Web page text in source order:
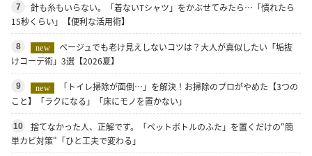
7
針も糸もいらない。「着ないTシャツ」をかぶせてみたら…「慣れたら
15秒くらい」【便利な活用術】
8 new
ベージュでも老け見えしないコツは？大人が真似したい「垢抜
けコーデ術」3選【2026夏】
9 new
「トイレ掃除が面倒…」を解決！お掃除のプロがやめた【3つの
こと】「ラクになる」「床にモノを置かない」
10
捨てなかった人、正解です。「ペットボトルのふた」を置くだけの"簡
単カビ対策"「ひと工夫で変わる」